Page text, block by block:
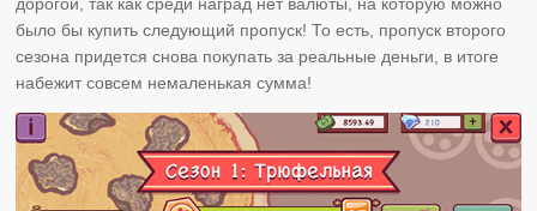
было бы купить следующий пропуск! То есть, пропуск второго
сезона придется снова покупать за реальные деньги, в итоге
набежит совсем немаленькая сумма!